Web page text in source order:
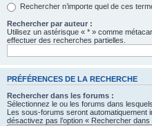
Rechercher n’importe quel de ces
Rechercher par auteur :
Utilisez un astérisque « * » comme
effectuer des recherches partielles.
PRÉFÉRENCES DE LA RECHERCHE
Rechercher dans les forums :
Sélectionnez le ou les forums dans
Les sous-forums seront
désactivez pas l’option « Rechercher